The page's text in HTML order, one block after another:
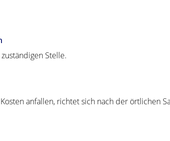
Stelle.
anfallen, richtet sich nach der örtlichen